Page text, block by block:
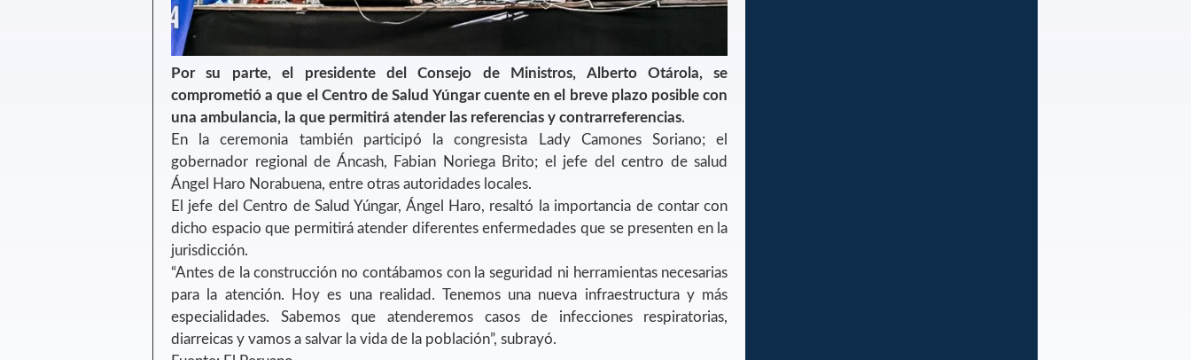
Por su parte, el presidente del Consejo de Ministros, Alberto Otárola, se
comprometió a que el Centro de Salud Yúngar cuente en el breve plazo posible con
una ambulancia, la que permitirá atender las referencias y contrarreferencias.
En la ceremonia también participó la congresista Lady Camones Soriano; el
gobernador regional de Áncash, Fabian Noriega Brito; el jefe del centro de salud
Ángel Haro Norabuena, entre otras autoridades locales.
El jefe del Centro de Salud Yúngar, Ángel Haro, resaltó la importancia de contar con
dicho espacio que permitirá atender diferentes enfermedades que se presenten en la
jurisdicción.
“Antes de la construcción no contábamos con la seguridad ni herramientas necesarias
para la atención. Hoy es una realidad. Tenemos una nueva infraestructura y más
especialidades. Sabemos que atenderemos casos de infecciones respiratorias,
diarreicas y vamos a salvar la vida de la población”, subrayó.